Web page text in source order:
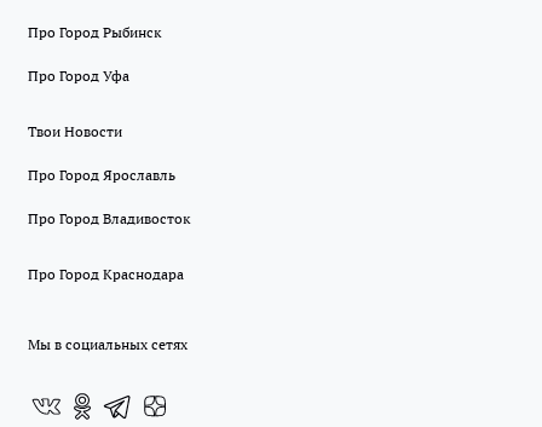
Про Город Рыбинск
Про Город Уфа
Твои Новости
Про Город Ярославль
Про Город Владивосток
Про Город Краснодара
Мы в социальных сетях